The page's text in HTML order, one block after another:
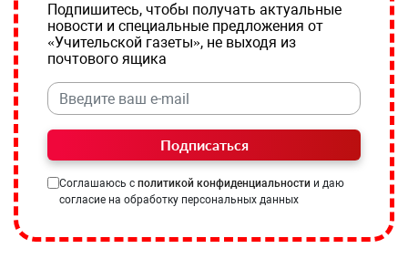
Подпишитесь, чтобы получать актуальные
новости и специальные предложения от
«Учительской газеты», не выходя из
почтового ящика
Подписаться
Соглашаюсь с политикой конфиденциальности и даю
согласие на обработку персональных данных